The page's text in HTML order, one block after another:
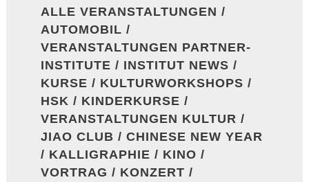
ALLE VERANSTALTUNGEN /
AUTOMOBIL /
VERANSTALTUNGEN PARTNER-
INSTITUTE / INSTITUT NEWS /
KURSE / KULTURWORKSHOPS /
HSK / KINDERKURSE /
VERANSTALTUNGEN KULTUR /
JIAO CLUB / CHINESE NEW YEAR
/ KALLIGRAPHIE / KINO /
VORTRAG / KONZERT /